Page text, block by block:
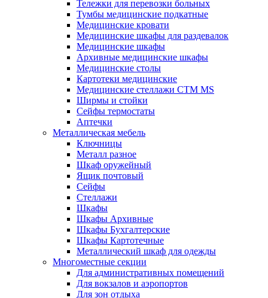
Тележки для перевозки больных
Тумбы медицинские подкатные
Медицинские кровати
Медицинские шкафы для раздевалок
Медицинские шкафы
Архивные медицинские шкафы
Медицинские столы
Картотеки медицинские
Медицинские стеллажи CTM MS
Ширмы и стойки
Сейфы термостаты
Аптечки
Металлическая мебель
Ключницы
Металл разное
Шкаф оружейный
Ящик почтовый
Сейфы
Стеллажи
Шкафы
Шкафы Архивные
Шкафы Бухгалтерские
Шкафы Картотечные
Металлический шкаф для одежды
Многоместные секции
Для административных помещений
Для вокзалов и аэропортов
Для зон отдыха